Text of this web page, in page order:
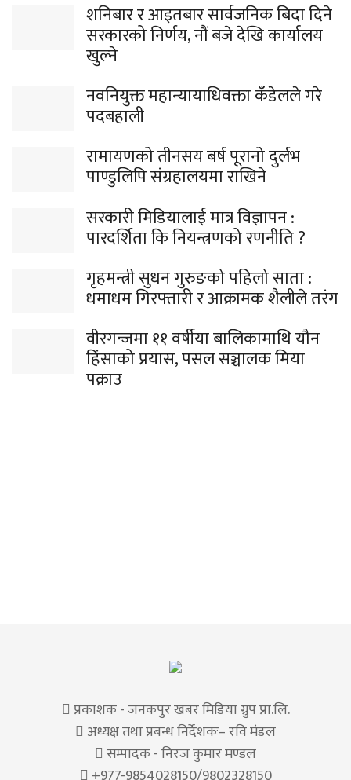
शनिबार र आइतबार सार्वजनिक बिदा दिने
सरकारको निर्णय, नौं बजे देखि कार्यालय
खुल्ने
नवनियुक्त महान्यायाधिवक्ता कँडेलले गरे
पदबहाली
रामायणको तीनसय बर्ष पूरानो दुर्लभ
पाण्डुलिपि संग्रहालयमा राखिने
सरकारी मिडियालाई मात्र विज्ञापन :
पारदर्शिता कि नियन्त्रणको रणनीति ?
गृहमन्त्री सुधन गुरुङको पहिलो साता :
धमाधम गिरफ्तारी र आक्रामक शैलीले तरंग
वीरगन्जमा ११ वर्षीया बालिकामाथि यौन
हिंसाको प्रयास, पसल सञ्चालक मिया
पक्राउ
प्रकाशक - जनकपुर खबर मिडिया ग्रुप प्रा.लि.
अध्यक्ष तथा प्रबन्ध निर्देशकः– रवि मंडल
सम्पादक - निरज कुमार मण्डल